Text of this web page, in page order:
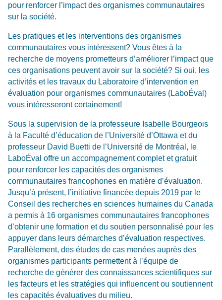
pour renforcer l’impact des organismes communautaires
sur la société.
Les pratiques et les interventions des organismes
communautaires vous intéressent? Vous êtes à la
recherche de moyens prometteurs d’améliorer l’impact que
ces organisations peuvent avoir sur la société? Si oui, les
activités et les travaux du Laboratoire d’intervention en
évaluation pour organismes communautaires (LaboÉval )
vous intéresseront certainement!
Sous la supervision de la professeure Isabelle Bourgeois
à la Faculté d’éducation de l’Université d’Ottawa et du
professeur David Buetti de l’Université de Montréal, le
LaboÉval offre un accompagnement complet etgratuit
pour renforcer les capacités des organismes
communautaires francophones en matière d’évaluation.
Jusqu’à présent, l’initiative financée depuis 2019 par le
Conseil des recherches en sciences humaines du Canada
a permis à 16 organismes communautaires francophones
d’obtenir une formation et du soutien personnalisé pour les
appuyer dans leurs démarches d’évaluation respectives.
Parallèlement, des études de cas menées auprès des
organismes participants permettent à l’équipe de
recherche de générer des connaissances scientifiques sur
les facteurs et les stratégies qui influencent ou soutiennent
les capacités évaluatives du milieu.